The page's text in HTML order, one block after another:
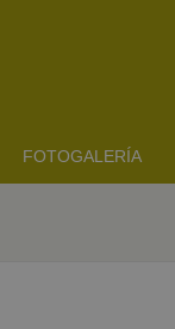
FOTOGALERÍA